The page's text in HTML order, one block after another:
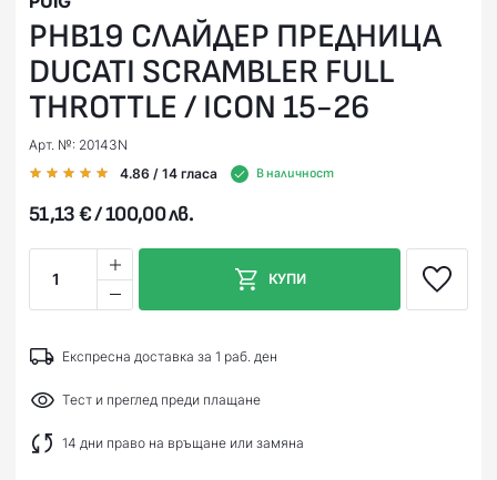
PHB19 СЛАЙДЕР ПРЕДНИЦА
DUCATI SCRAMBLER FULL
THROTTLE / ICON 15-26
Арт. №: 20143N
4.86 / 14 гласа В наличност
51,13 € / 100,00 лв.
1 КУПИ
Експресна доставка за 1 раб. ден
Тест и преглед преди плащане
14 дни право на връщане или замяна